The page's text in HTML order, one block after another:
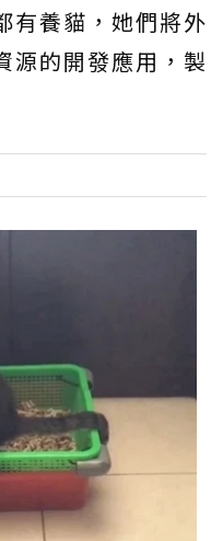
有養貓，她們將外
源的開發應用，製